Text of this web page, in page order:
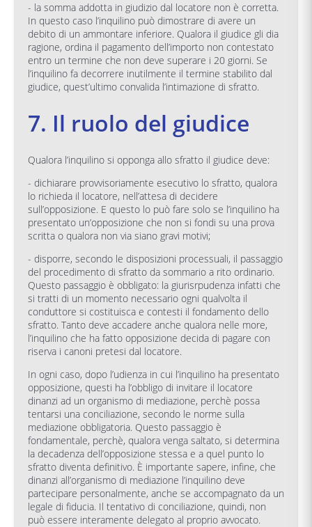
- la somma addotta in giudizio dal locatore non è corretta.
In questo caso l’inquilino può dimostrare di avere un
debito di un ammontare inferiore. Qualora il giudice gli dia
ragione, ordina il pagamento dell’importo non contestato
entro un termine che non deve superare i 20 giorni. Se
l’inquilino fa decorrere inutilmente il termine stabilito dal
giudice, quest’ultimo convalida l’intimazione di sfratto.
7. Il ruolo del giudice
Qualora l’inquilino si opponga allo sfratto il giudice deve:
- dichiarare provvisoriamente esecutivo lo sfratto, qualora
lo richieda il locatore, nell’attesa di decidere
sull’opposizione. E questo lo può fare solo se l’inquilino ha
presentato un’opposizione che non si fondi su una prova
scritta o qualora non via siano gravi motivi;
- disporre, secondo le disposizioni processuali, il passaggio
del procedimento di sfratto da sommario a rito ordinario.
Questo passaggio è obbligato: la giurisrpudenza infatti che
si tratti di un momento necessario ogni qualvolta il
conduttore si costituisca e contesti il fondamento dello
sfratto. Tanto deve accadere anche qualora nelle more,
l’inquilino che ha fatto opposizione decida di pagare con
riserva i canoni pretesi dal locatore.
In ogni caso, dopo l’udienza in cui l’inquilino ha presentato
opposizione, questi ha l’obbligo di invitare il locatore
dinanzi ad un organismo di mediazione, perchè possa
tentarsi una conciliazione, secondo le norme sulla
mediazione obbligatoria. Questo passaggio è
fondamentale, perchè, qualora venga saltato, si determina
la decadenza dell’opposizione stessa e a quel punto lo
sfratto diventa definitivo. È importante sapere, infine, che
dinanzi all’organismo di mediazione l’inquilino deve
partecipare personalmente, anche se accompagnato da un
legale di fiducia. Il tentativo di conciliazione, quindi, non
può essere interamente delegato al proprio avvocato.